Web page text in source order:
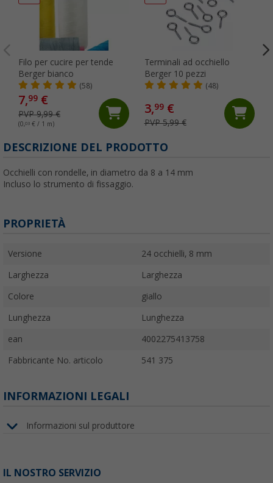
Filo per cucire per tende
Berger bianco
(58)
7,99 €
PVP 9,99 €
(0,03 € / 1 m)
Terminali ad occhiello
Berger 10 pezzi
(48)
3,99€
PVP 5,99 €
DESCRIZIONE DEL PRODOTTO
Occhielli con rondelle, in diametro da 8 a 14 mm
Incluso lo strumento di fissaggio.
PROPRIETÀ
Versione 24 occhielli, 8 mm
Larghezza Larghezza
Colore giallo
Lunghezza Lunghezza
ean 4002275413758
Fabbricante No. articolo 541 375
INFORMAZIONI LEGALI
Informazioni sul produttore
IL NOSTRO SERVIZIO